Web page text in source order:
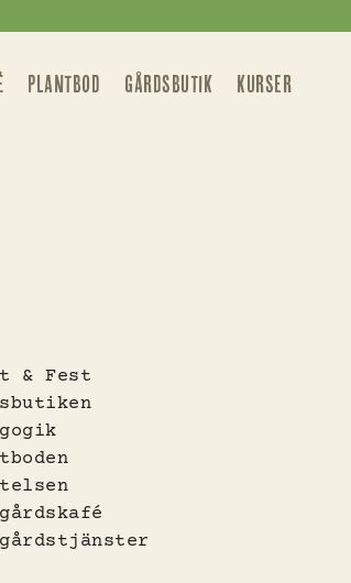
PLANTBOD GÅRDSBUTIK KURSER
& Fest